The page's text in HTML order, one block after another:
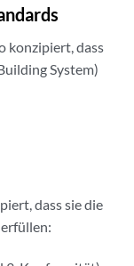
konzipiert, dass
System)
dass sie die